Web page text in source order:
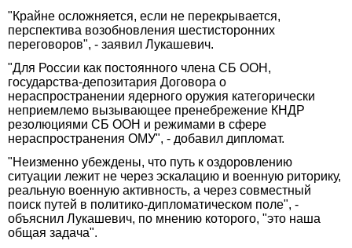
"Крайне осложняется, если не перекрывается,
перспектива возобновления шестисторонних
переговоров", - заявил Лукашевич.
"Для России как постоянного члена СБ ООН,
государства-депозитария Договора о
нераспространении ядерного оружия категорически
неприемлемо вызывающее пренебрежение КНДР
резолюциями СБ ООН и режимами в сфере
нераспространения ОМУ", - добавил дипломат.
"Неизменно убеждены, что путь к оздоровлению
ситуации лежит не через эскалацию и военную риторику,
реальную военную активность, а через совместный
поиск путей в политико-дипломатическом поле", -
объяснил Лукашевич, по мнению которого, "это наша
общая задача".